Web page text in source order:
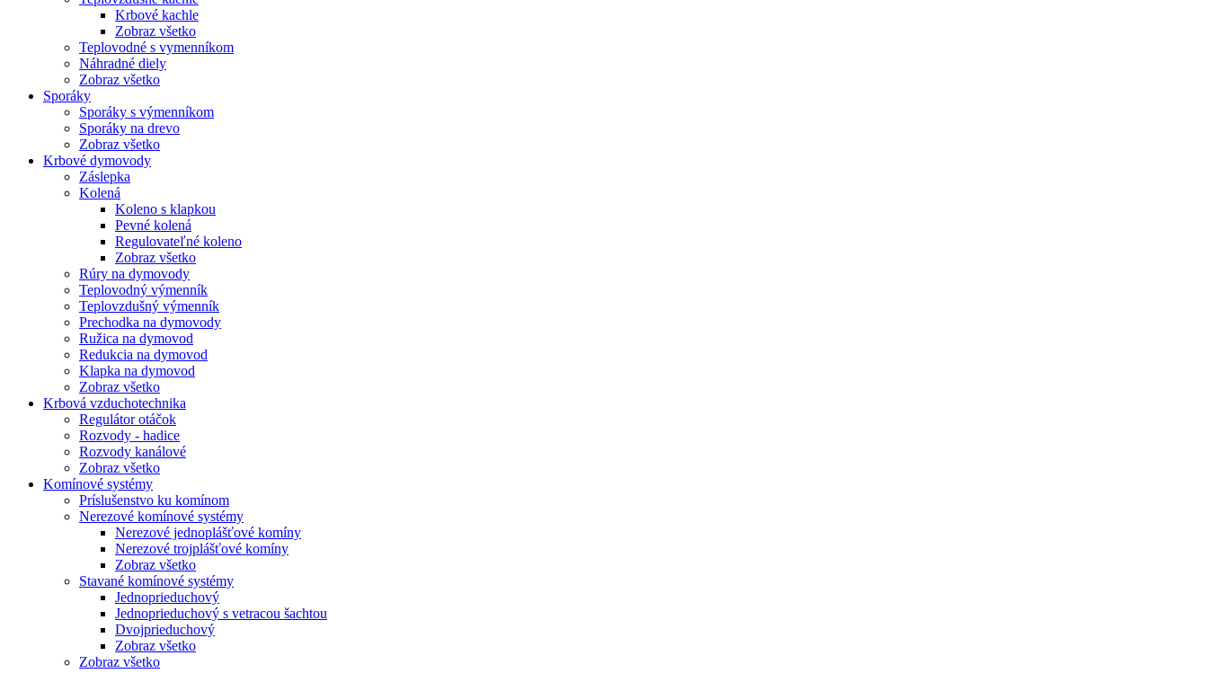
Krbové kachle
Zobraz všetko
Teplovodné s vymenníkom
Náhradné diely
Zobraz všetko
Sporáky
Sporáky s výmenníkom
Sporáky na drevo
Zobraz všetko
Krbové dymovody
Záslepka
Kolená
Koleno s klapkou
Pevné kolená
Regulovateľné koleno
Zobraz všetko
Rúry na dymovody
Teplovodný výmenník
Teplovzdušný výmenník
Prechodka na dymovody
Ružica na dymovod
Redukcia na dymovod
Klapka na dymovod
Zobraz všetko
Krbová vzduchotechnika
Regulátor otáčok
Rozvody - hadice
Rozvody kanálové
Zobraz všetko
Komínové systémy
Príslušenstvo ku komínom
Nerezové komínové systémy
Nerezové jednoplášťové komíny
Nerezové trojplášťové komíny
Zobraz všetko
Stavané komínové systémy
Jednoprieduchový
Jednoprieduchový s vetracou šachtou
Dvojprieduchový
Zobraz všetko
Zobraz všetko